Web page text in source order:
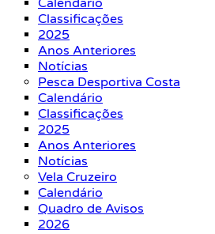
Calendário
Classificações
2025
Anos Anteriores
Notícias
Pesca Desportiva Costa
Calendário
Classificações
2025
Anos Anteriores
Notícias
Vela Cruzeiro
Calendário
Quadro de Avisos
2026